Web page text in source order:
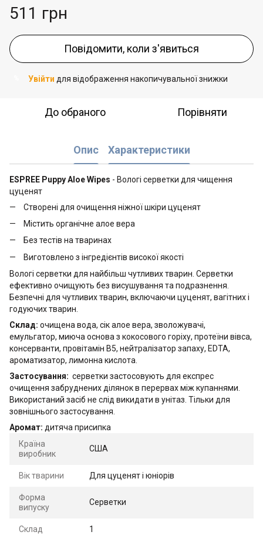
511 грн
Повідомити, коли з'явиться
Увійти для відображення накопичувальної знижки
До обраного Порівняти
Опис Характеристики
ESPREE Puppy Aloe Wipes - Вологі серветки для чищення
цуценят
Створені для очищення ніжної шкіри цуценят
Містить органічне алое вера
Без тестів на тваринах
Виготовлено з інгредієнтів високої якості
Вологі серветки для найбільш чутливих тварин. Серветки
ефективно очищують без висушування та подразнення.
Безпечні для чутливих тварин, включаючи цуценят, вагітних і
годуючих тварин.
Склад: очищена вода, сік алое вера, зволожувачі,
емульгатор, миюча основа з кокосового горіху, протеїни вівса,
консерванти, провітамін В5, нейтралізатор запаху, EDTA,
ароматизатор, лимонна кислота.
Застосування: cерветки застосовують для експрес
очищення забруднених ділянок в перервах між купаннями.
Використаний засіб не слід викидати в унітаз. Тільки для
зовнішнього застосування.
Аромат: дитяча присипка
Країна
виробник
США
Вік тварини Для цуценят і юніорів
Форма
випуску
Серветки
Склад 1